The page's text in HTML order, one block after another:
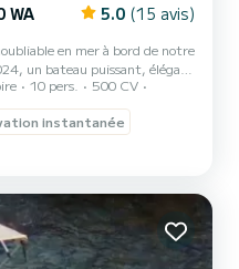
WA 5.0 (15 avis)
un bateau puissant, élégant
sortie entre amis ou en
la beauté de la Côte d’Azur :
des eaux turquoise • Le
10 pers.
500 CV
instantanée